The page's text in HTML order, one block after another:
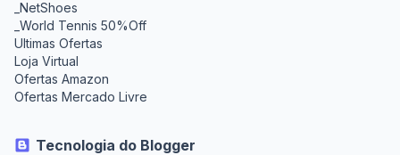
_NetShoes
_World Tennis 50%Off
Ultimas Ofertas
Loja Virtual
Ofertas Amazon
Ofertas Mercado Livre
Tecnologia do Blogger